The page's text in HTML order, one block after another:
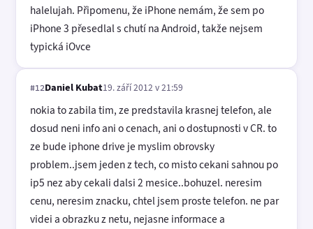
halelujah. Připomenu, že iPhone nemám, že sem po
iPhone 3 přesedlal s chutí na Android, takže nejsem
typická iOvce
#12Daniel Kubat19. září 2012 v 21:59
nokia to zabila tim, ze predstavila krasnej telefon, ale
dosud neni info ani o cenach, ani o dostupnosti v CR. to
ze bude iphone drive je myslim obrovsky
problem..jsem jeden z tech, co misto cekani sahnou po
ip5 nez aby cekali dalsi 2 mesice..bohuzel. neresim
cenu, neresim znacku, chtel jsem proste telefon. ne par
videi a obrazku z netu, nejasne informace a